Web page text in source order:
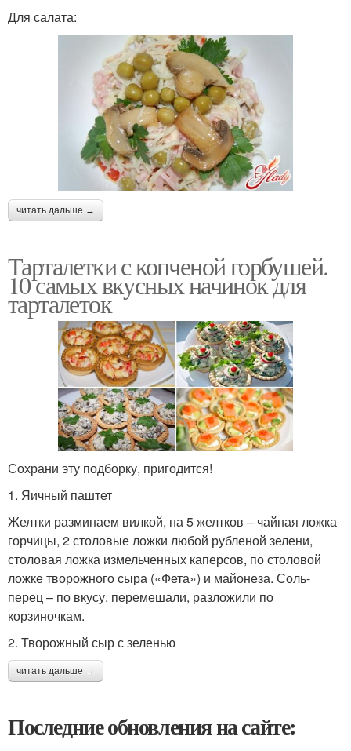
Для салата:
читать дальше →
Тарталетки с копченой горбушей.
10 самых вкусных начинок для
тарталеток
Сохрани эту подборку, пригодится!
1. Яичный паштет
Желтки разминаем вилкой, на 5 желтков – чайная ложка
горчицы, 2 столовые ложки любой рубленой зелени,
столовая ложка измельченных каперсов, по столовой
ложке творожного сыра («Фета») и майонеза. Соль-
перец – по вкусу. перемешали, разложили по
корзиночкам.
2. Творожный сыр с зеленью
читать дальше →
Последние обновления на сайте: